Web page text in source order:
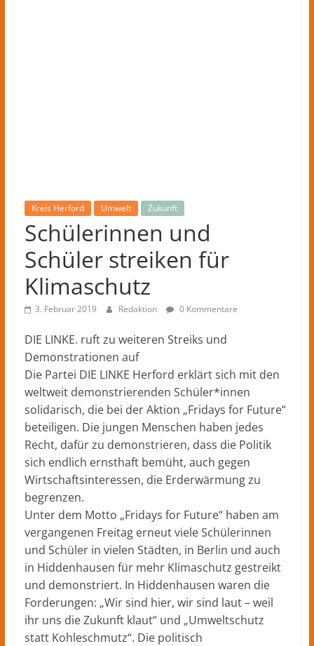
Kreis Herford Umwelt Zukunft
Schülerinnen und
Schüler streiken für
Klimaschutz
3. Februar 2019 Redaktion 0 Kommentare
DIE LINKE. ruft zu weiteren Streiks und
Demonstrationen auf
Die Partei DIE LINKE Herford erklärt sich mit den
weltweit demonstrierenden Schüler*innen
solidarisch, die bei der Aktion „Fridays for Future“
beteiligen. Die jungen Menschen haben jedes
Recht, dafür zu demonstrieren, dass die Politik
sich endlich ernsthaft bemüht, auch gegen
Wirtschaftsinteressen, die Erderwärmung zu
begrenzen.
Unter dem Motto „Fridays for Future“ haben am
vergangenen Freitag erneut viele Schülerinnen
und Schüler in vielen Städten, in Berlin und auch
in Hiddenhausen für mehr Klimaschutz gestreikt
und demonstriert. In Hiddenhausen waren die
Forderungen: „Wir sind hier, wir sind laut – weil
ihr uns die Zukunft klaut“ und „Umweltschutz
statt Kohleschmutz“. Die politisch